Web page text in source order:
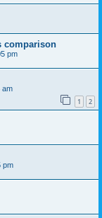
comparison
pm
am
1 2
pm